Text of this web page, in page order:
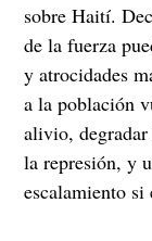
sobre Haití.
de la fuerza
y atrocidades
a la población
alivio, degradar
la represión, y
escalamiento si